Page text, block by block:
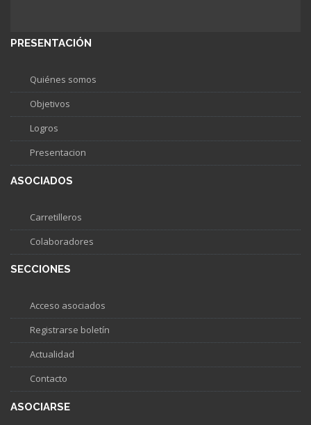
PRESENTACIÓN
Quiénes somos
Objetivos
Logros
Presentacion
ASOCIADOS
Carretilleros
Colaboradores
SECCIONES
Acceso asociados
Registrarse boletín
Actualidad
Contacto
ASOCIARSE